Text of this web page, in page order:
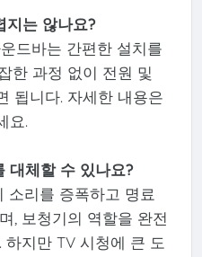
지는 않나요?
드바는 간편한 설치를
한 과정 없이 전원 및
됩니다. 자세한 내용은
요.
대체할 수 있나요?
소리를 증폭하고 명료
, 보청기의 역할을 완전
지만 TV 시청에 큰 도